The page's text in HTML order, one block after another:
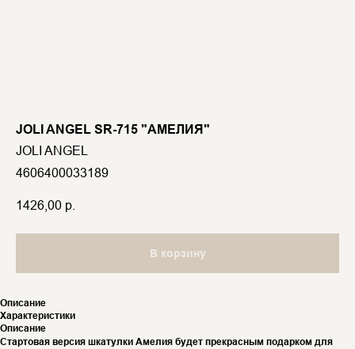
JOLI ANGEL SR-715 "АМЕЛИЯ"
JOLI ANGEL
4606400033189
1426,00 р.
В корзину
Описание
Характеристики
Описание
Стартовая версия шкатулки Амелия будет прекрасным подарком для